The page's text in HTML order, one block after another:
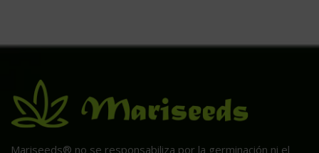
Mariseeds® no se responsabiliza por la germinación ni el